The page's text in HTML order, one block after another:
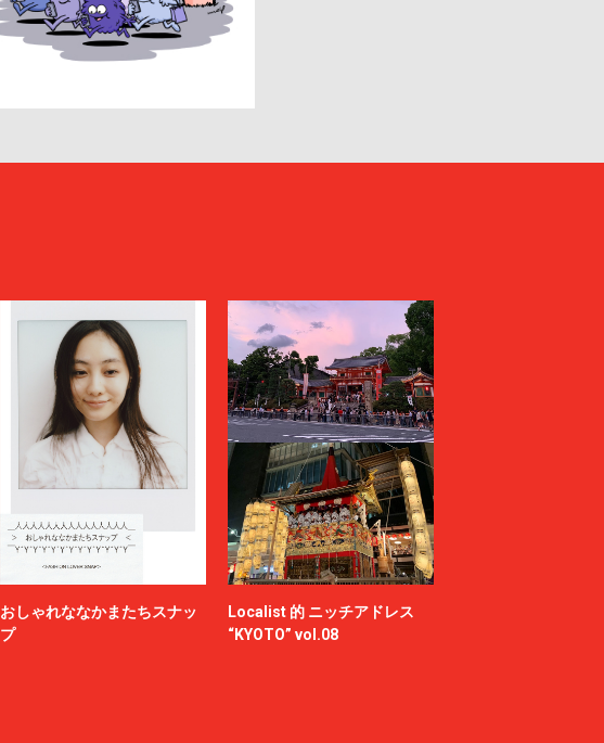
おしゃれななかまたちスナッ
プ
Localist 的 ニッチアドレス
“KYOTO” vol.08